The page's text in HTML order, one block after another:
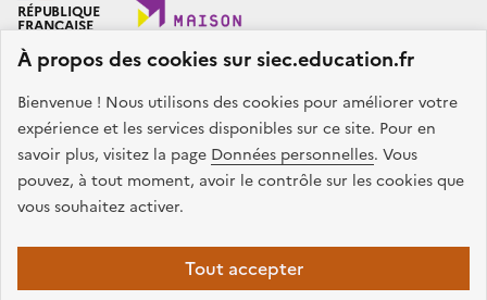
À propos des cookies sur siec.education.fr
Bienvenue ! Nous utilisons des cookies pour améliorer votre
expérience et les services disponibles sur ce site. Pour en
savoir plus, visitez la page Données personnelles. Vous
pouvez, à tout moment, avoir le contrôle sur les cookies que
vous souhaitez activer.
Tout accepter
RÉPUBLIQUE
FRANÇAISE
SIEC - Maison des examens
Académies de Créteil, Paris et Versailles
7, rue Ernest Renan
94749 ARCUEIL CEDEX
Nous contacter
facebook
x instagramlinkedin